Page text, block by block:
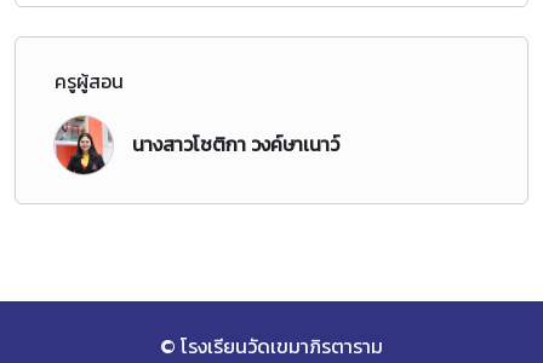
ครูผู้สอน
นางสาวโชติกา วงค์ษาเนาว์
© โรงเรียนวัดเขมาภิรตาราม